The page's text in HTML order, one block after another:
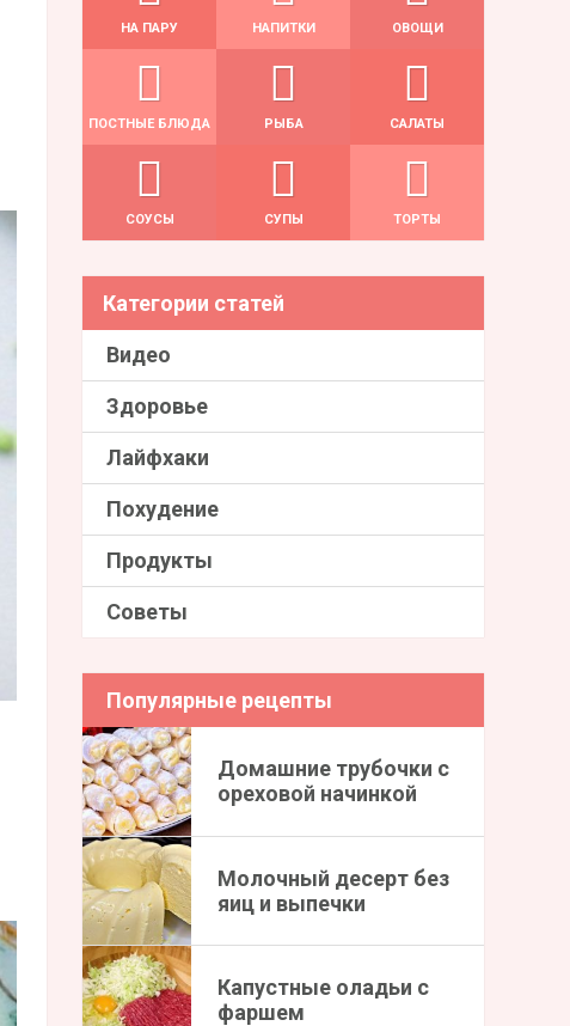
НА ПАРУ НАПИТКИ ОВОЩИ
ПОСТНЫЕ БЛЮДА РЫБА САЛАТЫ
СОУСЫ СУПЫ ТОРТЫ
Категории статей
Видео
Здоровье
Лайфхаки
Похудение
Продукты
Советы
Популярные рецепты
Домашние трубочки с
ореховой начинкой
Молочный десерт без
яиц и выпечки
Капустные оладьи с
фаршем